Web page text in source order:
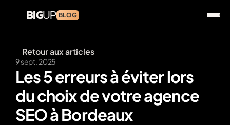
BIGUP BLOG
Retour aux articles
9 sept. 2025
Les 5 erreurs à éviter lors
du choix de votre agence
SEO à Bordeaux